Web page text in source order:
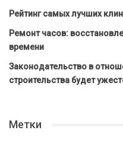
Рейтинг самых лучших
Ремонт часов:
времени
Законодательство в
строительства будет
Метки